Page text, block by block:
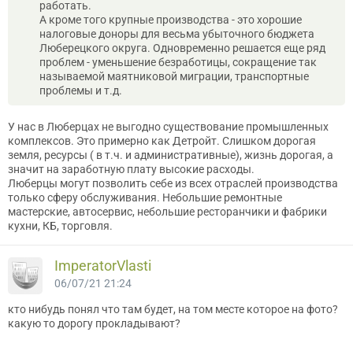
работать.
А кроме того крупные производства - это хорошие
налоговые доноры для весьма убыточного бюджета
Люберецкого округа. Одновременно решается еще ряд
проблем - уменьшение безработицы, сокращение так
называемой маятниковой миграции, транспортные
проблемы и т.д.
У нас в Люберцах не выгодно существование промышленных
комплексов. Это примерно как Детройт. Слишком дорогая
земля, ресурсы ( в т.ч. и административные), жизнь дорогая, а
значит на заработную плату высокие расходы.
Люберцы могут позволить себе из всех отраслей производства
только сферу обслуживания. Небольшие ремонтные
мастерские, автосервис, небольшие ресторанчики и фабрики
кухни, КБ, торговля.
ImperatorVlasti
06/07/21 21:24
кто нибудь понял что там будет, на том месте которое на фото?
какую то дорогу прокладывают?